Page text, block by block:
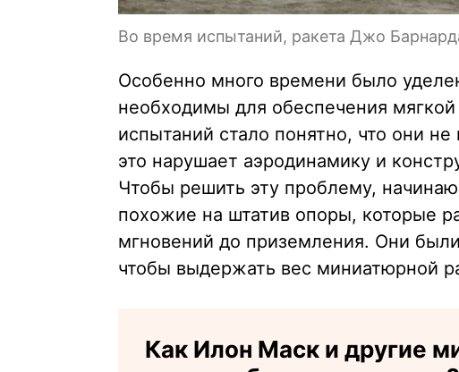
Во время испытаний, ракета Джо
Особенно много времени было
необходимы для обеспечения
испытаний стало понятно, что они
это нарушает аэродинамику и
Чтобы решить эту проблему,
похожие на штатив опоры, которые
мгновений до приземления. Они
чтобы выдержать вес миниатюрной
Как Илон Маск и другие